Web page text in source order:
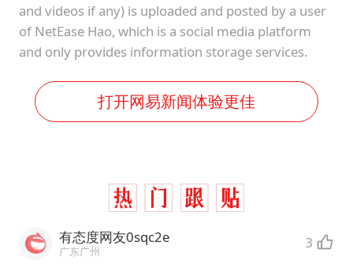
and videos if any) is uploaded and posted by a user
of NetEase Hao, which is a social media platform
and only provides information storage services.
打开网易新闻体验更佳
有态度网友0sqc2e
广东广州 3